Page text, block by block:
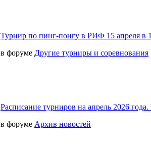
Турнир по пинг-понгу в РИФ 15 апреля в
в форуме Другие турниры и соревнования
Расписание турниров на апрель 2026
в форуме Архив новостей